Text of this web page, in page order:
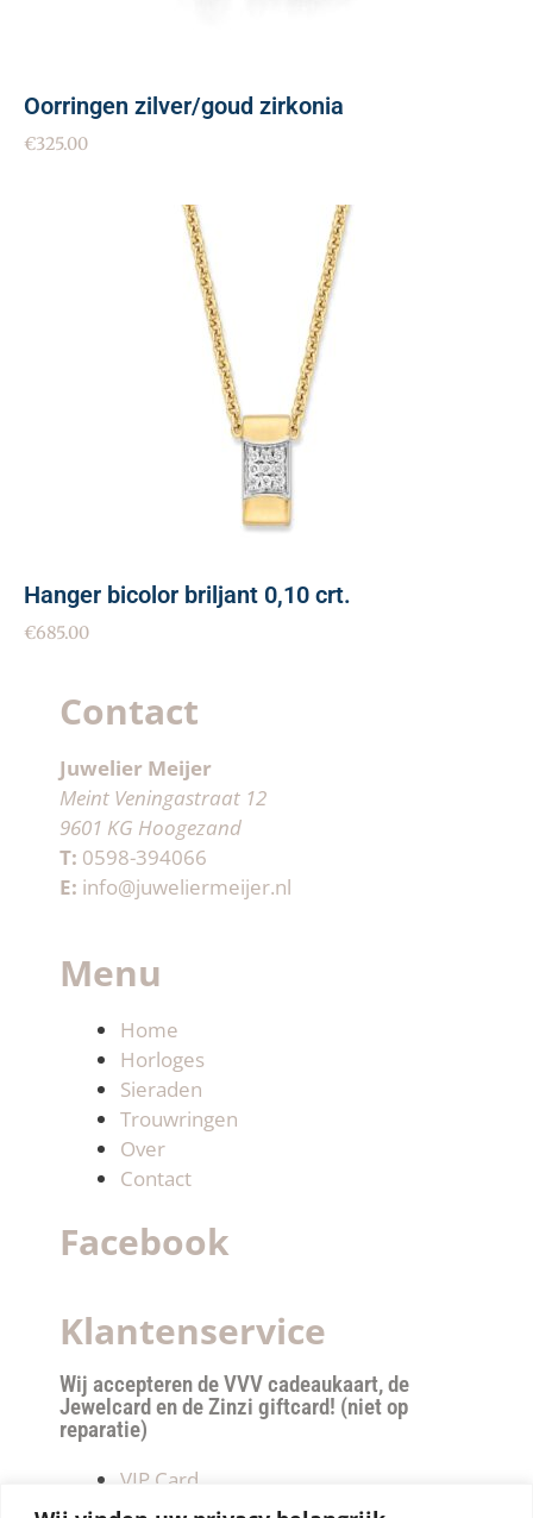
Oorringen zilver/goud zirkonia
€325.00
Hanger bicolor briljant 0,10 crt.
€685.00
Contact
Juwelier Meijer
Meint Veningastraat 12
9601 KG Hoogezand
T: 0598-394066
E: info@juweliermeijer.nl
Menu
Home
Horloges
Sieraden
Trouwringen
Over
Contact
Facebook
Klantenservice
Wij accepteren de VVV cadeaukaart, de
Jewelcard en de Zinzi giftcard! (niet op
reparatie)
VIP Card
Retourneren